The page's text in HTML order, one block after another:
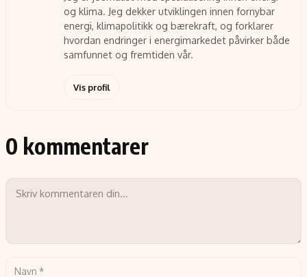
og klima. Jeg dekker utviklingen innen fornybar
energi, klimapolitikk og bærekraft, og forklarer
hvordan endringer i energimarkedet påvirker både
samfunnet og fremtiden vår.
Vis profil
0 kommentarer